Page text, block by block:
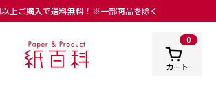
上ご購入で送料無料！※一部商品を除く
0
カート